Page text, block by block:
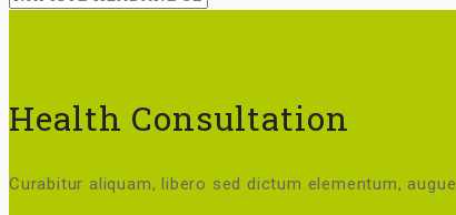
Health Consultation
Curabitur aliquam, libero sed dictum elementum,